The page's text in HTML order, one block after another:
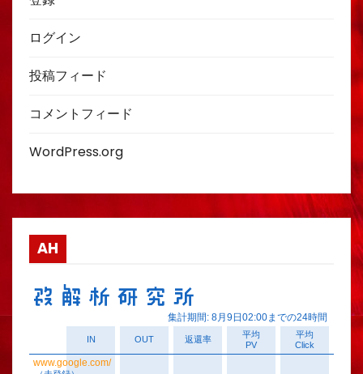
ログイン
投稿フィード
コメントフィード
WordPress.org
AH